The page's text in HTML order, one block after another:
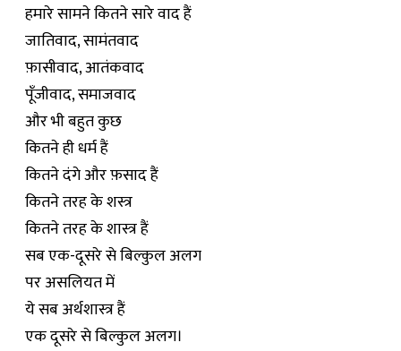
हमारे सामने कितने सारे वाद हैं
जातिवाद, सामंतवाद
फ़ासीवाद, आतंकवाद
पूँजीवाद, समाजवाद
और भी बहुत कुछ
कितने ही धर्म हैं
कितने दंगे और फ़साद हैं
कितने तरह के शस्त्र
कितने तरह के शास्त्र हैं
सब एक-दूसरे से बिल्कुल अलग
पर असलियत में
ये सब अर्थशास्त्र हैं
एक दूसरे से बिल्कुल अलग।